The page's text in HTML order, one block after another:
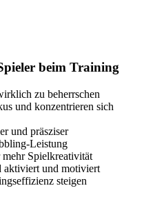
beim Training
zu beherrschen
und konzentrieren sich
undpräsziser
Leistung
Spielkreativität
aktiviert und motiviert
steigen